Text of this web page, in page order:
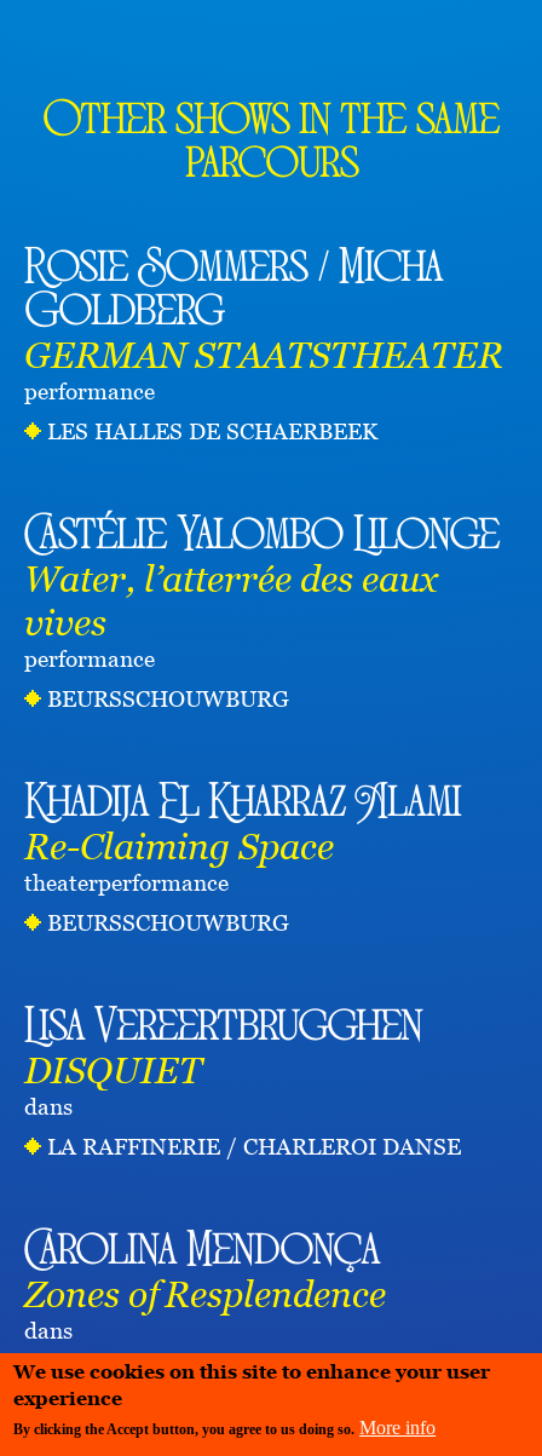
Other shows in the same
parcours
Rosie Sommers / Micha
Goldberg
GERMAN STAATSTHEATER
performance
LES HALLES DE SCHAERBEEK
Castélie Yalombo Lilonge
Water, l’atterrée des eaux
vives
performance
BEURSSCHOUWBURG
Khadija El Kharraz Alami
Re-Claiming Space
theaterperformance
BEURSSCHOUWBURG
Lisa Vereertbrugghen
DISQUIET
dans
LA RAFFINERIE / CHARLEROI DANSE
Carolina Mendonça
Zones of Resplendence
dans
LES HALLES DE SCHAERBEEK
We use cookies on this site to enhance your user
experience
By clicking the Accept button, you agree to us doing so. More info